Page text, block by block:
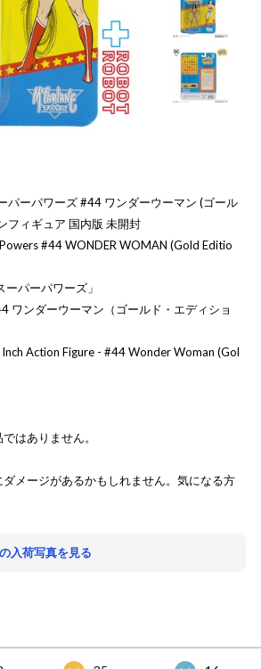
パーパワーズ #44 ワンダーウーマン (ゴール
フィギュア 国内版 未開封
#44 WONDER WOMAN (Gold Editio
ーパーパワーズ」
ンダーウーマン（ゴールド・エディショ
Action Figure - #44 Wonder Woman (Gol
はありません。
メージがあるかもしれません。気になる方
入荷写真を見る